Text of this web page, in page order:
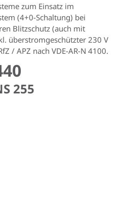
zum Einsatz im
(4+0-Schaltung) bei
Blitzschutz (auch mit
überstromgeschützter 230 V
/ APZ nach VDE-AR-N 4100.
255